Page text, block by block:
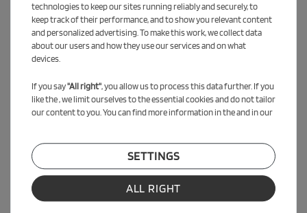
technologies to keep our sites running reliably and securely, to
keep track of their performance, and to show you relevant content
and personalized advertising. To make this work, we collect data
about our users and how they use our services and on what
devices.
If you say"All right", you allow us to process this data further. If you
like the , we limit ourselves to the essential cookies and do not tailor
our content to you. You can find more information in the and in our
SETTINGS
ALL RIGHT